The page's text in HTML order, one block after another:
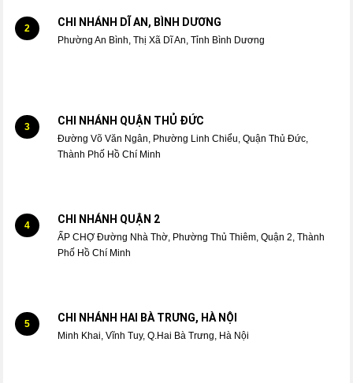
2 CHI NHÁNH DĨ AN, BÌNH DƯƠNG
Phường An Bình, Thị Xã Dĩ An, Tỉnh Bình Dương
3 CHI NHÁNH QUẬN THỦ ĐỨC
Đường Võ Văn Ngân, Phường Linh Chiểu, Quận Thủ Đức,
Thành Phố Hồ Chí Minh
4 CHI NHÁNH QUẬN 2
ẤP CHỢ Đường Nhà Thờ, Phường Thủ Thiêm, Quận 2, Thành
Phố Hồ Chí Minh
5 CHI NHÁNH HAI BÀ TRƯNG, HÀ NỘI
Minh Khai, Vĩnh Tuy, Q.Hai Bà Trưng, Hà Nội